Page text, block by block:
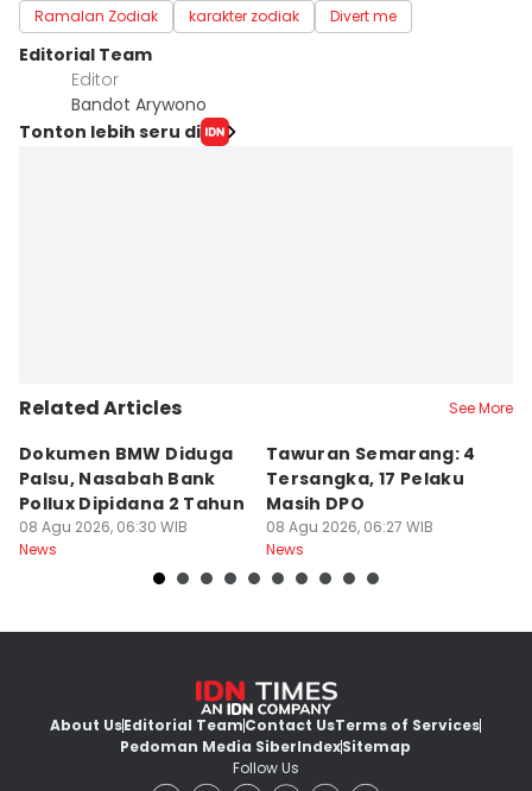
Ramalan Zodiak karakter zodiak Divert me
Editorial Team
Editor
Bandot Arywono
Tonton lebih seru di
Related Articles See More
Dokumen BMW Diduga
Palsu, Nasabah Bank
Pollux Dipidana 2 Tahun
08 Agu 2026, 06:30 WIB
News
Tawuran Semarang: 4
Tersangka, 17 Pelaku
Masih DPO
08 Agu 2026, 06:27 WIB
News
About UsEditorial TeamContact UsTerms of Services
Pedoman Media SiberIndexSitemap
Follow Us